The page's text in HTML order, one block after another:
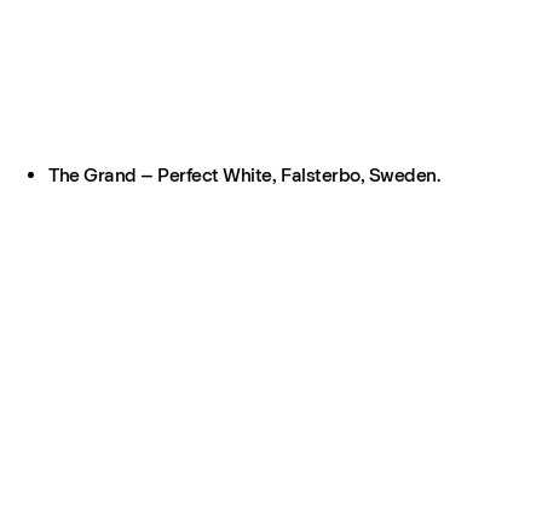
The Grand – Perfect White, Falsterbo, Sweden.